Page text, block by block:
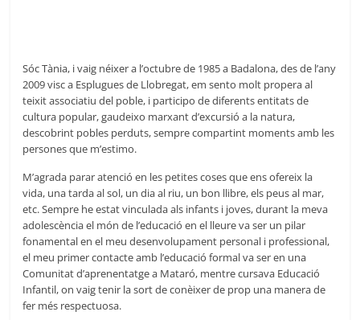
Sóc Tània, i vaig néixer a l’octubre de 1985 a Badalona, des de l’any
2009 visc a Esplugues de Llobregat, em sento molt propera al
teixit associatiu del poble, i participo de diferents entitats de
cultura popular, gaudeixo marxant d’excursió a la natura,
descobrint pobles perduts, sempre compartint moments amb les
persones que m’estimo.
M’agrada parar atenció en les petites coses que ens ofereix la
vida, una tarda al sol, un dia al riu, un bon llibre, els peus al mar,
etc. Sempre he estat vinculada als infants i joves, durant la meva
adolescència el món de l’educació en el lleure va ser un pilar
fonamental en el meu desenvolupament personal i professional,
el meu primer contacte amb l’educació formal va ser en una
Comunitat d’aprenentatge a Mataró, mentre cursava Educació
Infantil, on vaig tenir la sort de conèixer de prop una manera de
fer més respectuosa.